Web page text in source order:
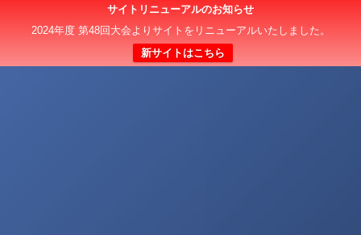
サイトリニューアルのお知らせ
2024年度 第48回大会よりサイトをリニューアルいたしました。
新サイトはこちら